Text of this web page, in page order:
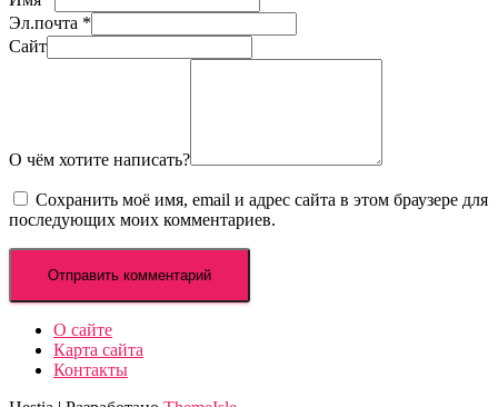
Эл.почта *
Сайт
О чём хотите написать?
Сохранить моё имя, email и адрес сайта в этом браузере для
последующих моих комментариев.
О сайте
Карта сайта
Контакты